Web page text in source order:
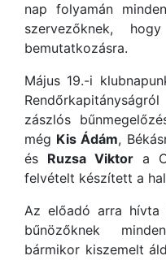
nap folyamán
szervezőknek,
bemutatkozásra.
Május 19.-i
Rendőrkapitányságról
zászlós
még Kis Ádám,
és Ruzsa Viktor a
felvételt készített a
Az előadó arra
bűnözőknek
bármikor kiszemelt